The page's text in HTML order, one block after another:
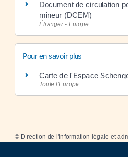
Document de circulation
mineur (DCEM)
Étranger - Europe
Pour en savoir plus
Carte de l'Espace
Toute l'Europe
© Direction de l'information légale et